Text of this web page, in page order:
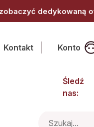
ceny hurtowe i
Kontakt Konto
Śledź
nas: